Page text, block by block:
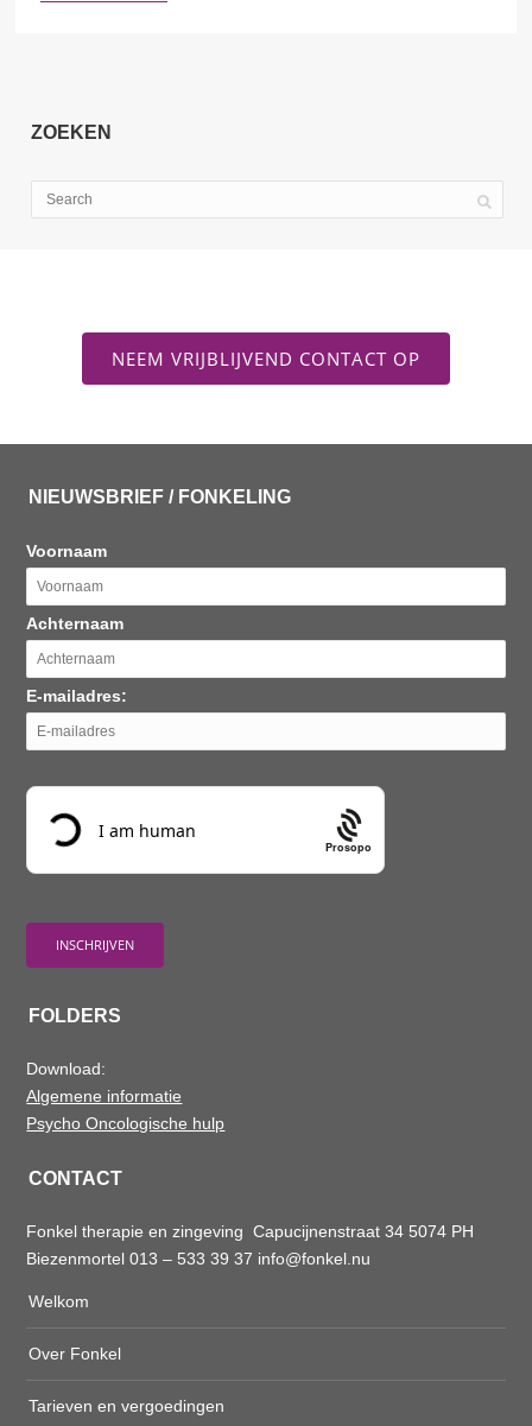
ZOEKEN
NEEM VRIJBLIJVEND CONTACT OP
NIEUWSBRIEF / FONKELING
Voornaam
Achternaam
E-mailadres:
Prosopo
FOLDERS
Download:
Algemene informatie
Psycho Oncologische hulp
CONTACT
Fonkel therapie en zingeving Capucijnenstraat 34 5074 PH
Biezenmortel 013 – 533 39 37 info@fonkel.nu
Welkom
Over Fonkel
Tarieven en vergoedingen